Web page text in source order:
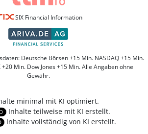
SIX Financial Information
Deutsche Börsen +15 Min. NASDAQ +15 Min.
+20 Min. Dow Jones +15 Min. Alle Angaben ohne
Gewähr.
minimal mit KI optimiert.
Inhalte teilweise mit KI erstellt.
Inhalte vollständig von KI erstellt.